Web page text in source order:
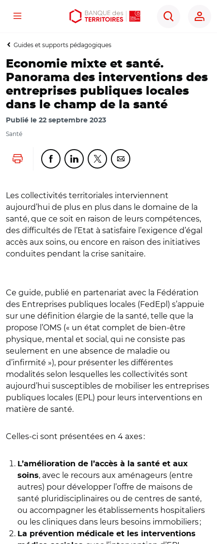
Aller
contenu
Aller
menu
Ouvrir
outils
Menu
Rechercher
Guides et supports pédagogiques
Economie mixte et santé.
Panorama des interventions des
entreprises publiques locales
dans le champ de la santé
Publié le 22 septembre 2023
Santé
Lancer l'impressionPartager cette page sur Facebook
Partager cette page sur Linkedin
Partager cette page sur Twitter
Partager cette page sur
Les collectivités territoriales interviennent
aujourd’hui de plus en plus dans le domaine de la
santé, que ce soit en raison de leurs compétences,
des difficultés de l’Etat à satisfaire l’exigence d’égal
accès aux soins, ou encore en raison des initiatives
conduites pendant la crise sanitaire.
Ce guide, publié en partenariat avec la Fédération
des Entreprises publiques locales (FedEpl) s’appuie
sur une définition élargie de la santé, telle que la
propose l’OMS (« un état complet de bien-être
physique, mental et social, qui ne consiste pas
seulement en une absence de maladie ou
d’infirmité »), pour présenter les différentes
modalités selon lesquelles les collectivités sont
aujourd’hui susceptibles de mobiliser les entreprises
publiques locales (EPL) pour leurs interventions en
matière de santé.
Celles-ci sont présentées en 4 axes :
L’amélioration de l’accès à la santé et aux
soins, avec le recours aux aménageurs (entre
autres) pour développer l’offre de maisons de
santé pluridisciplinaires ou de centres de santé,
ou accompagner les établissements hospitaliers
ou les cliniques dans leurs besoins immobiliers ;
La prévention médicale et les interventions